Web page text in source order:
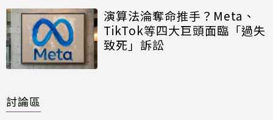
演算法淪奪命推手？Meta、
TikTok等四大巨頭面臨「過失
致死」訴訟
討論區